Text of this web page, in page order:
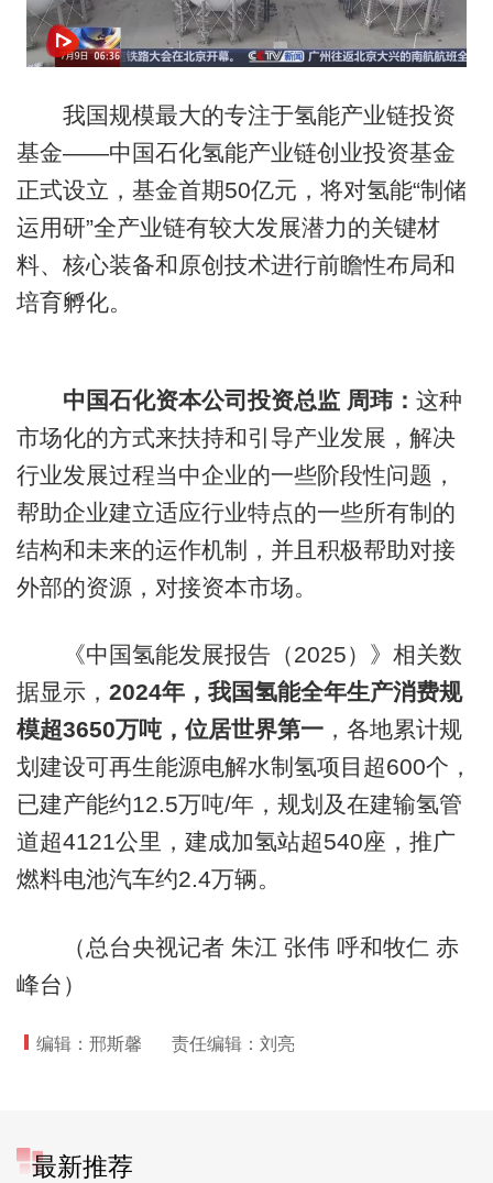
我国规模最大的专注于氢能产业链投资
基金——中国石化氢能产业链创业投资基金
正式设立，基金首期50亿元，将对氢能“制储
运用研”全产业链有较大发展潜力的关键材
料、核心装备和原创技术进行前瞻性布局和
培育孵化。
中国石化资本公司投资总监 周玮： 这种
市场化的方式来扶持和引导产业发展，解决
行业发展过程当中企业的一些阶段性问题，
帮助企业建立适应行业特点的一些所有制的
结构和未来的运作机制，并且积极帮助对接
外部的资源，对接资本市场。
《中国氢能发展报告（2025）》相关数
据显示， 2024年，我国氢能全年生产消费规
模超3650万吨，位居世界第一，各地累计规
划建设可再生能源电解水制氢项目超600个，
已建产能约12.5万吨/年，规划及在建输氢管
道超4121公里，建成加氢站超540座，推广
燃料电池汽车约2.4万辆。
（总台央视记者 朱江 张伟 呼和牧仁 赤
峰台）
编辑：邢斯馨 责任编辑：刘亮
最新推荐